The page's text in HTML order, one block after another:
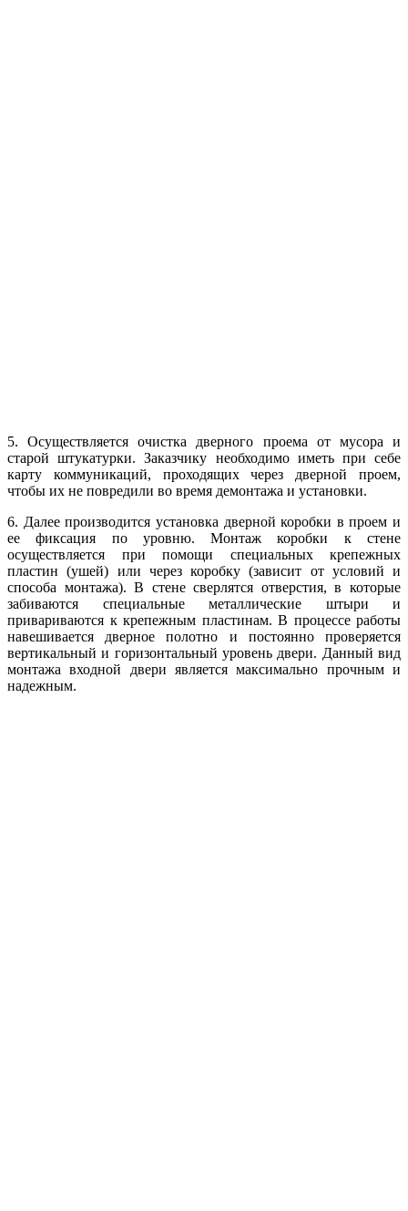
5. Осуществляется очистка дверного проема от мусора и
старой штукатурки. Заказчику необходимо иметь при себе
карту коммуникаций, проходящих через дверной проем,
чтобы их не повредили во время демонтажа и установки.
6. Далее производится установка дверной коробки в проем и
ее фиксация по уровню. Монтаж коробки к стене
осуществляется при помощи специальных крепежных
пластин (ушей) или через коробку (зависит от условий и
способа монтажа). В стене сверлятся отверстия, в которые
забиваются специальные металлические штыри и
привариваются к крепежным пластинам. В процессе работы
навешивается дверное полотно и постоянно проверяется
вертикальный и горизонтальный уровень двери. Данный вид
монтажа входной двери является максимально прочным и
надежным.